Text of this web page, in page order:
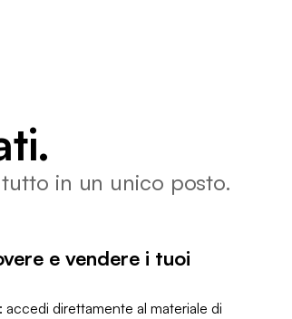
in un unico posto.
e vendere i tuoi
direttamente al materiale di